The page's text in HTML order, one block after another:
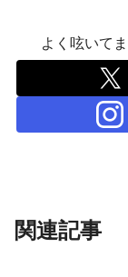
よく呟いて
関連記事